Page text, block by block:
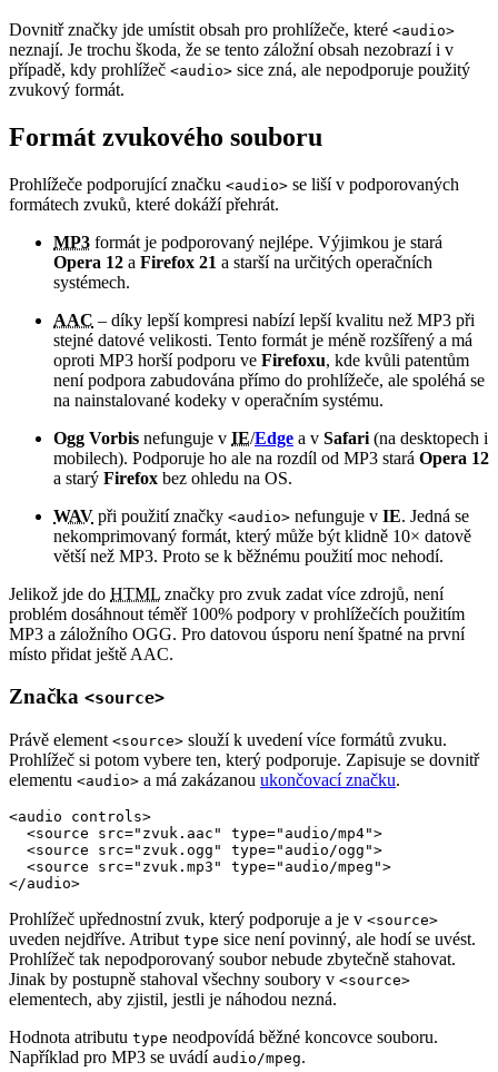
Dovnitř značky jde umístit obsah pro prohlížeče, které <audio>
neznají. Je trochu škoda, že se tento záložní obsah nezobrazí i v
případě, kdy prohlížeč <audio> sice zná, ale nepodporuje použitý
zvukový formát.
Formát zvukového souboru
Prohlížeče podporující značku <audio> se liší v podporovaných
formátech zvuků, které dokáží přehrát.
MP3 formát je podporovaný nejlépe. Výjimkou je stará
Opera 12 a Firefox 21 a starší na určitých operačních
systémech.
AAC – díky lepší kompresi nabízí lepší kvalitu než MP3 při
stejné datové velikosti. Tento formát je méně rozšířený a má
oproti MP3 horší podporu ve Firefoxu, kde kvůli patentům
není podpora zabudována přímo do prohlížeče, ale spoléhá se
na nainstalované kodeky v operačním systému.
Ogg Vorbis nefunguje v IE/Edge a v Safari (na desktopech i
mobilech). Podporuje ho ale na rozdíl od MP3 stará Opera 12
a starý Firefox bez ohledu na OS.
WAV při použití značky <audio> nefunguje v IE. Jedná se
nekomprimovaný formát, který může být klidně 10× datově
větší než MP3. Proto se k běžnému použití moc nehodí.
Jelikož jde do HTML značky pro zvuk zadat více zdrojů, není
problém dosáhnout téměř 100% podpory v prohlížečích použitím
MP3 a záložního OGG. Pro datovou úsporu není špatné na první
místo přidat ještě AAC.
Značka <source>
Právě element <source> slouží k uvedení více formátů zvuku.
Prohlížeč si potom vybere ten, který podporuje. Zapisuje se dovnitř
elementu <audio> a má zakázanou ukončovací značku.
<audio controls>
  <source src="zvuk.aac" type="audio/mp4">
  <source src="zvuk.ogg" type="audio/ogg">
  <source src="zvuk.mp3" type="audio/mpeg">
</audio>
Prohlížeč upřednostní zvuk, který podporuje a je v <source>
uveden nejdříve. Atribut type sice není povinný, ale hodí se uvést.
Prohlížeč tak nepodporovaný soubor nebude zbytečně stahovat.
Jinak by postupně stahoval všechny soubory v <source>
elementech, aby zjistil, jestli je náhodou nezná.
Hodnota atributu type neodpovídá běžné koncovce souboru.
Například pro MP3 se uvádí audio/mpeg.